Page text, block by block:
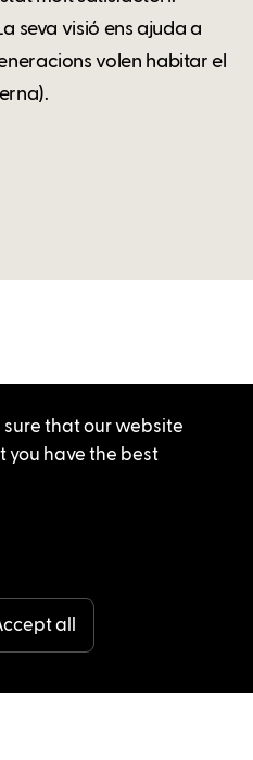
seva visió ens ajuda a
volen habitar el
sure that our website
you have the best
all